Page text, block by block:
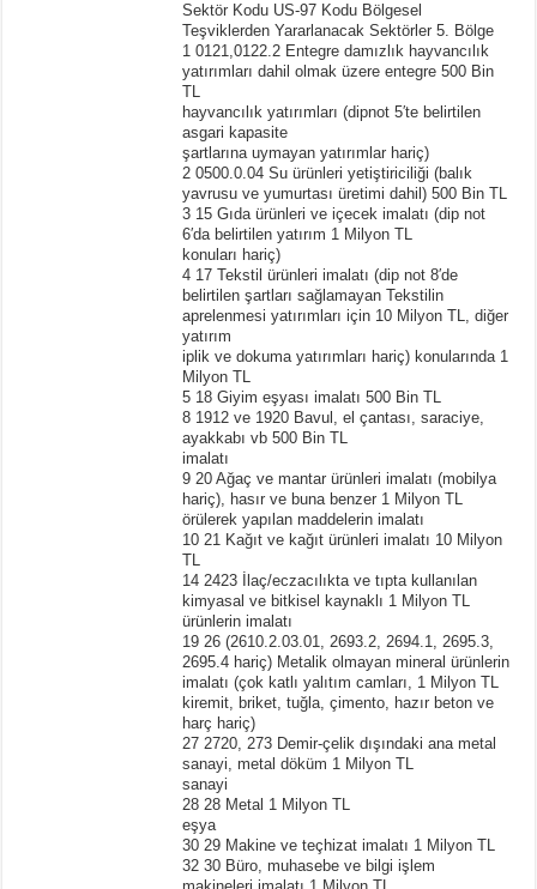
Sektör Kodu US-97 Kodu Bölgesel
Teşviklerden Yararlanacak Sektörler 5. Bölge
1 0121,0122.2 Entegre damızlık hayvancılık
yatırımları dahil olmak üzere entegre 500 Bin
TL
hayvancılık yatırımları (dipnot 5′te belirtilen
asgari kapasite
şartlarına uymayan yatırımlar hariç)
2 0500.0.04 Su ürünleri yetiştiriciliği (balık
yavrusu ve yumurtası üretimi dahil) 500 Bin TL
3 15 Gıda ürünleri ve içecek imalatı (dip not
6′da belirtilen yatırım 1 Milyon TL
konuları hariç)
4 17 Tekstil ürünleri imalatı (dip not 8′de
belirtilen şartları sağlamayan Tekstilin
aprelenmesi yatırımları için 10 Milyon TL, diğer
yatırım
iplik ve dokuma yatırımları hariç) konularında 1
Milyon TL
5 18 Giyim eşyası imalatı 500 Bin TL
8 1912 ve 1920 Bavul, el çantası, saraciye,
ayakkabı vb 500 Bin TL
imalatı
9 20 Ağaç ve mantar ürünleri imalatı (mobilya
hariç), hasır ve buna benzer 1 Milyon TL
örülerek yapılan maddelerin imalatı
10 21 Kağıt ve kağıt ürünleri imalatı 10 Milyon
TL
14 2423 İlaç/eczacılıkta ve tıpta kullanılan
kimyasal ve bitkisel kaynaklı 1 Milyon TL
ürünlerin imalatı
19 26 (2610.2.03.01, 2693.2, 2694.1, 2695.3,
2695.4 hariç) Metalik olmayan mineral ürünlerin
imalatı (çok katlı yalıtım camları, 1 Milyon TL
kiremit, briket, tuğla, çimento, hazır beton ve
harç hariç)
27 2720, 273 Demir-çelik dışındaki ana metal
sanayi, metal döküm 1 Milyon TL
sanayi
28 28 Metal 1 Milyon TL
eşya
30 29 Makine ve teçhizat imalatı 1 Milyon TL
32 30 Büro, muhasebe ve bilgi işlem